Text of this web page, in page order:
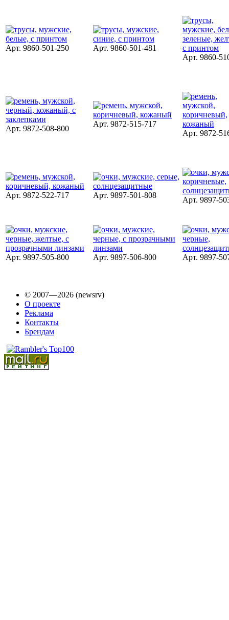
Арт. 9860-501-250
Арт. 9860-501-481
Арт. 9860-
Арт. 9872-508-800
Арт. 9872-515-717
Арт. 9872-
Арт. 9872-522-717 Арт. 9897-501-808
Арт. 9897-
Арт. 9897-505-800 Арт. 9897-506-800 Арт. 9897-
© 2007—2026 (newsrv)
О проекте
Реклама
Контакты
Брендам